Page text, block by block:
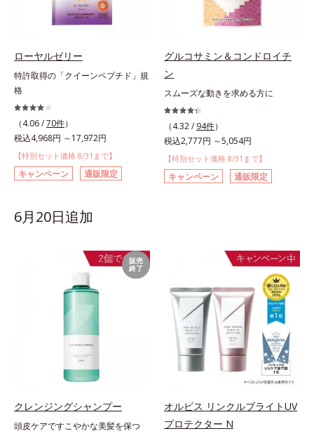
ローヤルゼリー
特許取得の「クイーンペプチド」規
格
（4.06 /70件）
税込4,968円 ～17,972円
【特別セット価格 8/31まで】
キャンペーン 通販限定
グルコサミン＆コンドロイチ
ン
スムーズな動きを求める方に
（4.32 / 94件）
税込2,777円 ～5,054円
【特別セット価格 8/31まで】
キャンペーン 通販限定
6月20日追加
販売
終了
クレンジングシャンプー
頭皮ケアですこやかな美髪を保つ
オルビス リンクルブライトUV
プロテクター N